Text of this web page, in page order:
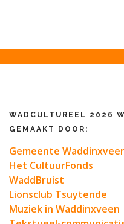
WADCULTUREEL 2026
GEMAAKT DOOR:
Gemeente
Het CultuurFonds
WaddBruist
Lionsclub Tsuytende
Muziek in Waddinxveen